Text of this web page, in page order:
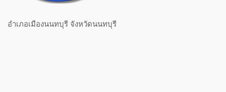
อำเภอเมืองนนทบุรี จังหวัดนนทบุรี